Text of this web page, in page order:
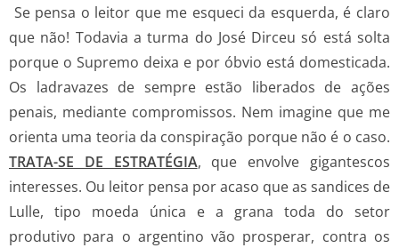
Se pensa o leitor que me esqueci da esquerda, é claro
que não! Todavia a turma do José Dirceu só está solta
porque o Supremo deixa e por óbvio está domesticada.
Os ladravazes de sempre estão liberados de ações
penais, mediante compromissos. Nem imagine que me
orienta uma teoria da conspiração porque não é o caso.
TRATA-SE DE ESTRATÉGIA, que envolve gigantescos
interesses. Ou leitor pensa por acaso que as sandices de
Lulle, tipo moeda única e a grana toda do setor
produtivo para o argentino vão prosperar, contra os